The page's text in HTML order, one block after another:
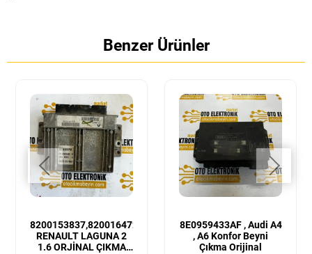
Benzer Ürünler
8200153837,8200164728
RENAULT LAGUNA 2
1.6 ORJİNAL ÇIKMA
8E0959433AF , Audi A4
, A6 Konfor Beyni
Çıkma Orijinal